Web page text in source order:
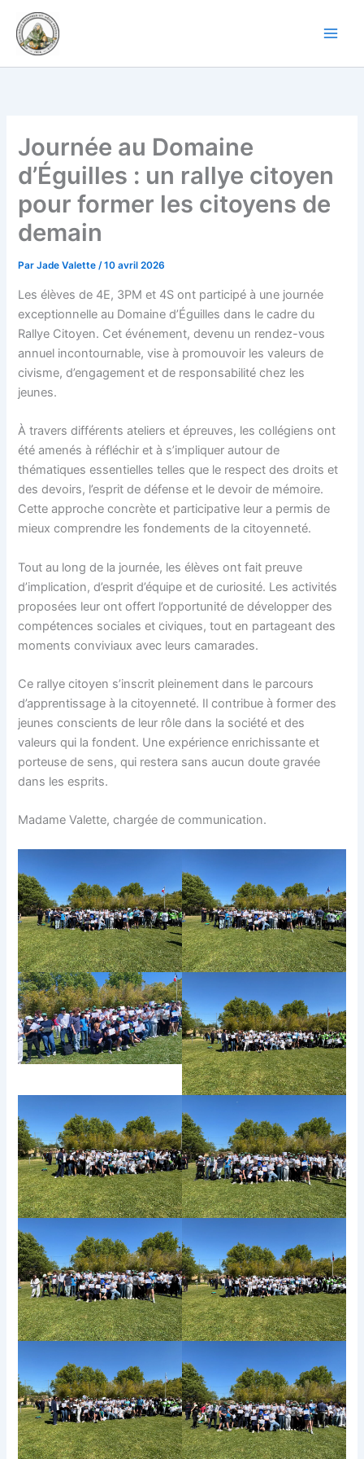
contenu
Journée au Domaine
d’Éguilles : un rallye citoyen
pour former les citoyens de
demain
ParJade Valette/10 avril 2026
Les élèves de 4E, 3PM et 4S ont participé à une journée
exceptionnelle au Domaine d’Éguilles dans le cadre du
Rallye Citoyen. Cet événement, devenu un rendez-vous
annuel incontournable, vise à promouvoir les valeurs de
civisme, d’engagement et de responsabilité chez les
jeunes.
À travers différents ateliers et épreuves, les collégiens ont
été amenés à réfléchir et à s’impliquer autour de
thématiques essentielles telles que le respect des droits et
des devoirs, l’esprit de défense et le devoir de mémoire.
Cette approche concrète et participative leur a permis de
mieux comprendre les fondements de la citoyenneté.
Tout au long de la journée, les élèves ont fait preuve
d’implication, d’esprit d’équipe et de curiosité. Les activités
proposées leur ont offert l’opportunité de développer des
compétences sociales et civiques, tout en partageant des
moments conviviaux avec leurs camarades.
Ce rallye citoyen s’inscrit pleinement dans le parcours
d’apprentissage à la citoyenneté. Il contribue à former des
jeunes conscients de leur rôle dans la société et des
valeurs qui la fondent. Une expérience enrichissante et
porteuse de sens, qui restera sans aucun doute gravée
dans les esprits.
Madame Valette, chargée de communication.